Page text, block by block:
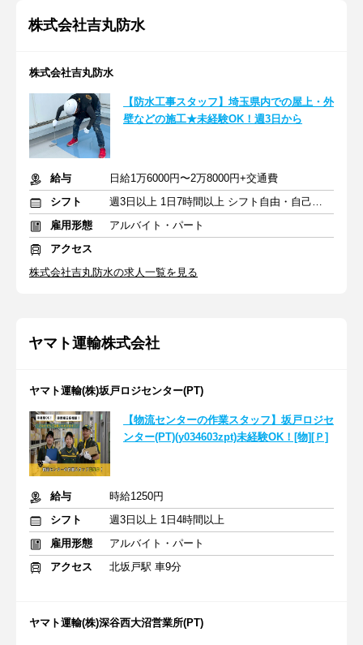
株式会社吉丸防水
株式会社吉丸防水
【防水工事スタッフ】埼玉県内での屋上・外
壁などの施工★未経験OK！週3日から
給与
日給1万6000円〜2万8000円+交通費
シフト
週3日以上 1日7時間以上 シフト自由・自己申告
雇用形態
アルバイト・パート
アクセス
株式会社吉丸防水の求人一覧を見る
ヤマト運輸株式会社
ヤマト運輸(株)坂戸ロジセンター(PT)
【物流センターの作業スタッフ】坂戸ロジセ
ンター(PT)(y034603zpt)未経験OK！[物][Ｐ]
給与
時給1250円
シフト
週3日以上 1日4時間以上
雇用形態
アルバイト・パート
アクセス
北坂戸駅 車9分
ヤマト運輸(株)深谷西大沼営業所(PT)